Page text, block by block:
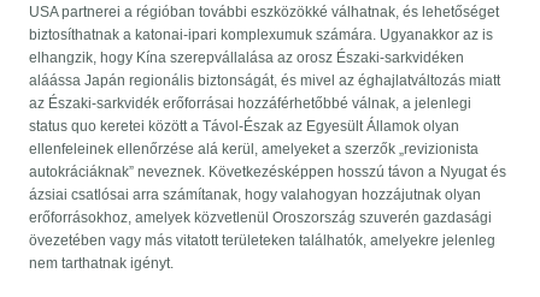
USA partnerei a régióban további eszközökké válhatnak, és lehetőséget
biztosíthatnak a katonai-ipari komplexumuk számára. Ugyanakkor az is
elhangzik, hogy Kína szerepvállalása az orosz Északi-sarkvidéken
aláássa Japán regionális biztonságát, és mivel az éghajlatváltozás miatt
az Északi-sarkvidék erőforrásai hozzáférhetőbbé válnak, a jelenlegi
status quo keretei között a Távol-Észak az Egyesült Államok olyan
ellenfeleinek ellenőrzése alá kerül, amelyeket a szerzők „revizionista
autokráciáknak” neveznek. Következésképpen hosszú távon a Nyugat és
ázsiai csatlósai arra számítanak, hogy valahogyan hozzájutnak olyan
erőforrásokhoz, amelyek közvetlenül Oroszország szuverén gazdasági
övezetében vagy más vitatott területeken találhatók, amelyekre jelenleg
nem tarthatnak igényt.